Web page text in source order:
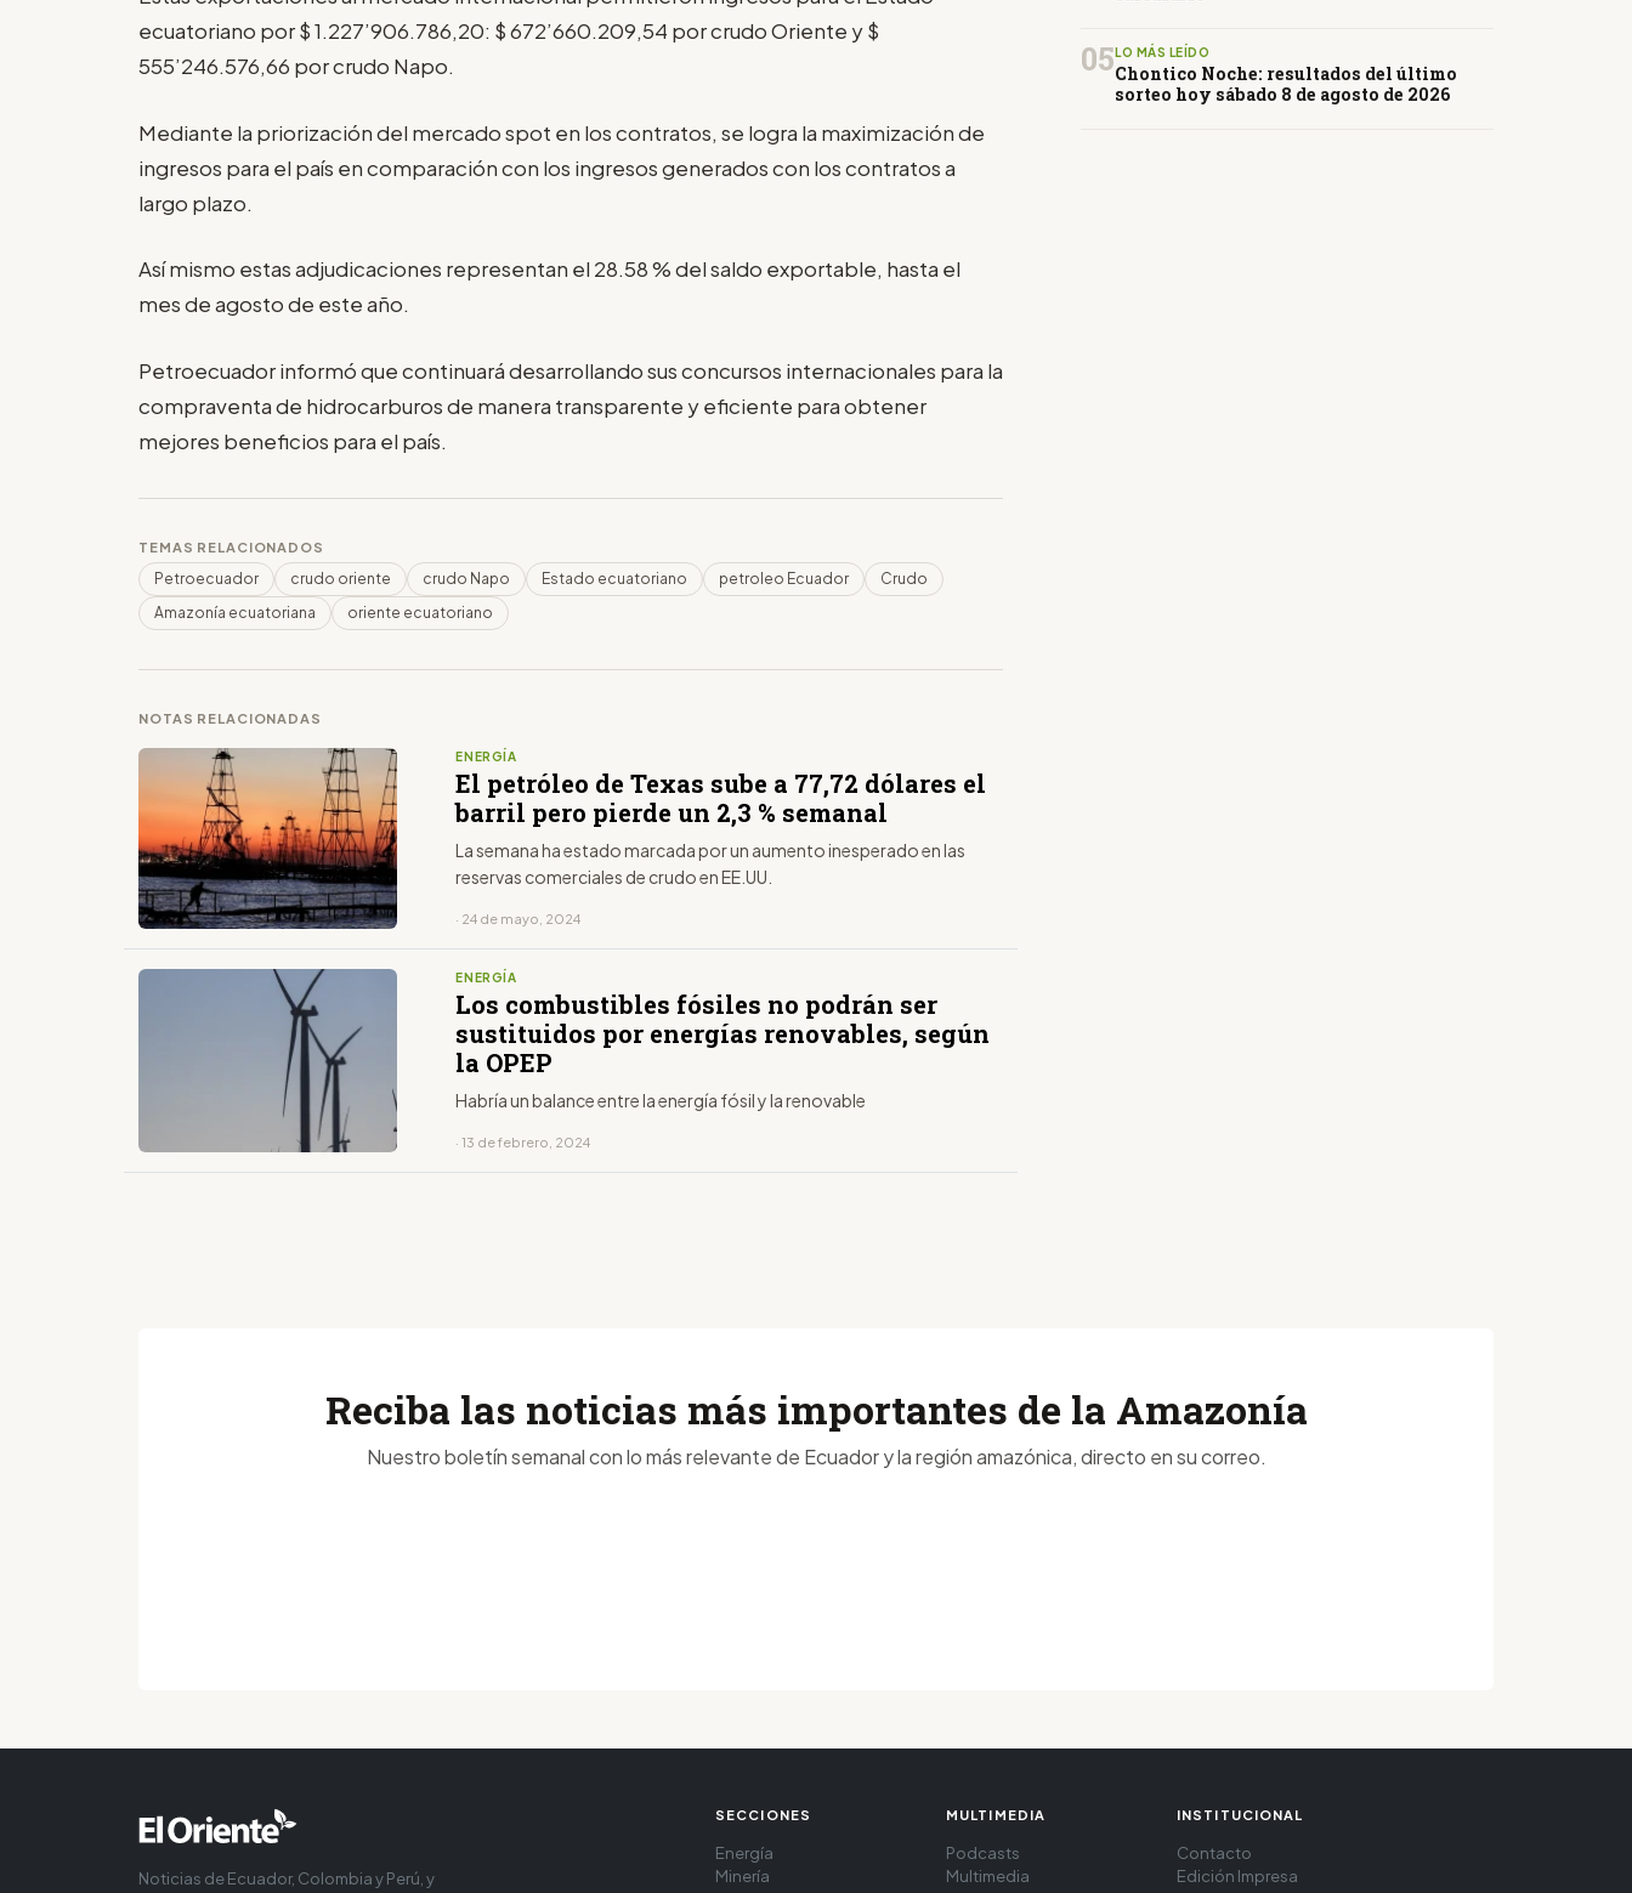
ecuatoriano por $ 1.227’906.786,20: $ 672’660.209,54 por crudo Oriente y $
555’246.576,66 por crudo Napo.
Mediante la priorización del mercado spot en los contratos, se logra la maximización de
ingresos para el país en comparación con los ingresos generados con los contratos a
largo plazo.
Así mismo estas adjudicaciones representan el 28.58 % del saldo exportable, hasta el
mes de agosto de este año.
Petroecuador informó que continuará desarrollando sus concursos internacionales para la
compraventa de hidrocarburos de manera transparente y eficiente para obtener
mejores beneficios para el país.
TEMAS RELACIONADOS
Petroecuador crudo oriente crudo Napo Estado ecuatoriano petroleo Ecuador
Crudo
Amazonía ecuatoriana
oriente ecuatoriano
NOTAS RELACIONADAS
ENERGÍA
El petróleo de Texas sube a 77,72 dólares el
barril pero pierde un 2,3 % semanal
La semana ha estado marcada por un aumento inesperado en las
reservas comerciales de crudo en EE.UU.
· 24 de mayo, 2024
ENERGÍA
Los combustibles fósiles no podrán ser
sustituidos por energías renovables, según
la OPEP
Habría un balance entre la energía fósil y la renovable
· 13 de febrero, 2024
05 LO MÁS LEÍDO
Chontico Noche: resultados del último
sorteo hoy sábado 8 de agosto de 2026
Reciba las noticias más importantes de la Amazonía
Nuestro boletín semanal con lo más relevante de Ecuador y la región amazónica, directo en su correo.
Noticias de Ecuador, Colombia y Perú, y
SECCIONES
Energía
Minería
MULTIMEDIA
Podcasts
Multimedia
INSTITUCIONAL
Contacto
Edición Impresa